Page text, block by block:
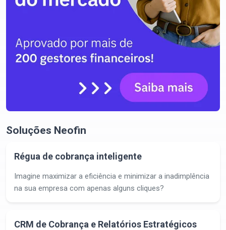
Soluções Neofin
Régua de cobrança inteligente
Imagine maximizar a eficiência e minimizar a inadimplência
na sua empresa com apenas alguns cliques?
CRM de Cobrança e Relatórios Estratégicos